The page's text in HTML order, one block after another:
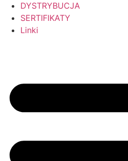
DYSTRYBUCJA
SERTIFIKATY
Linki